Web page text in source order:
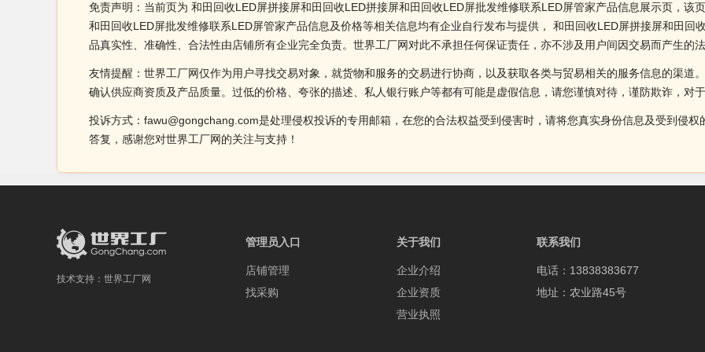
免责声明：当前页为 和田回收LED屏拼接屏和田回收LED拼接屏和田回收LED屏批发维修联系LED屏管家产品信息展示页，该
和田回收LED屏批发维修联系LED屏管家产品信息及价格等相关信息均有企业自行发布与提供， 和田回收LED屏拼接屏和田回
品真实性、准确性、合法性由店铺所有企业完全负责。世界工厂网对此不承担任何保证责任，亦不涉及用户间因交易而产生的
友情提醒：世界工厂网仅作为用户寻找交易对象，就货物和服务的交易进行协商，以及获取各类与贸易相关的服务信息的渠道
确认供应商资质及产品质量。过低的价格、夸张的描述、私人银行账户等都有可能是虚假信息，请您谨慎对待，谨防欺诈，对
投诉方式：fawu@gongchang.com是处理侵权投诉的专用邮箱，在您的合法权益受到侵害时，请将您真实身份信息及受到侵
答复，感谢您对世界工厂网的关注与支持！
技术支持： 世界工厂网
管理员入口
店铺管理
找采购
关于我们
企业介绍
企业资质
营业执照
联系我们
电话：13838383677
地址：农业路45号